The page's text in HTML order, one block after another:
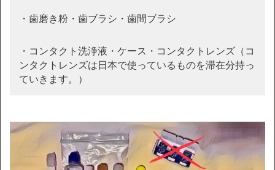
・歯磨き粉・歯ブラシ・歯間ブラシ
・コンタクト洗浄液・ケース・コンタクトレンズ（コ
ンタクトレンズは日本で使っているものを滞在分持っ
ていきます。）